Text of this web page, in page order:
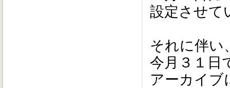
設定させて
それに伴い
今月３１日
アーカイブ